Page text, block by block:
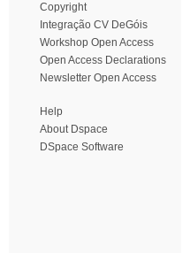
Copyright
Integração CV DeGóis
Workshop Open Access
Open Access Declarations
Newsletter Open Access
Help
About Dspace
DSpace Software